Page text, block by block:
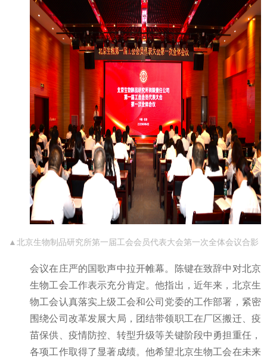
▲北京生物制品研究所第一届工会会员代表大会第一次全体会议合影
会议在庄严的国歌声中拉开帷幕。陈键在致辞中对北京
生物工会工作表示充分肯定。他指出，近年来，北京生
物工会认真落实上级工会和公司党委的工作部署，紧密
围绕公司改革发展大局，团结带领职工在厂区搬迁、疫
苗保供、疫情防控、转型升级等关键阶段中勇担重任，
各项工作取得了显著成绩。他希望北京生物工会在未来